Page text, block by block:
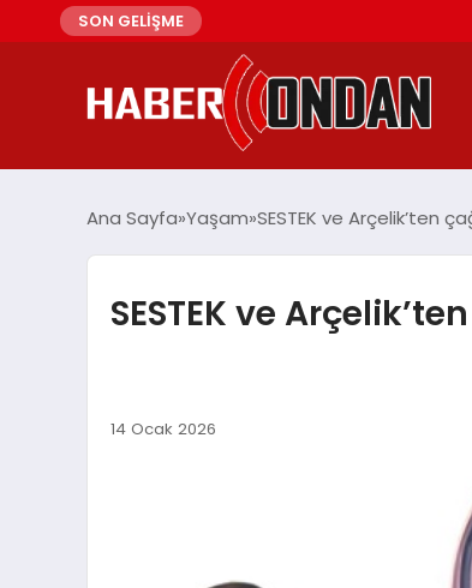
SON GELİŞME
Ana Sayfa Yaşam SESTEK ve Arçelik’ten
SESTEK ve
14 Ocak 2026